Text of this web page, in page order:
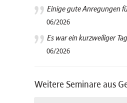
Einige gute Anregungen
06/2026
Es war ein kurzweiliger
06/2026
Weitere Seminare aus